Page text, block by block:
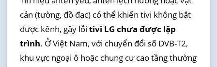
cản (tường, đồ đạc) có thể khiến tivi không bắt
được kênh, gây lỗi tivi LG chưa được lập
trình. Ở Việt Nam, với chuyển đổi số DVB-T2,
khu vực ngoại ô hoặc chung cư cao tầng thường